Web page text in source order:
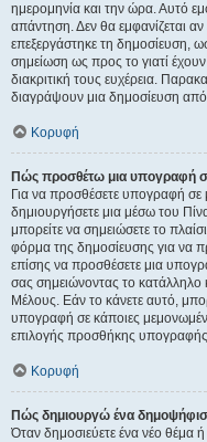
ημερομηνία και την ώρα. Αυτό
απάντηση. Δεν θα εμφανίζεται αν
επεξεργάστηκε τη δημοσίευση,
σημείωση ως προς το γιατί
διακριτική τους ευχέρεια.
διαγράψουν μια δημοσίευση από
Κορυφή
Πώς προσθέτω μια υπογραφή
Για να προσθέσετε υπογραφή
δημιουργήσετε μια μέσω του
μπορείτε να σημειώσετε το
φόρμα της δημοσίευσης για να
επίσης να προσθέσετε μια
σας σημειώνοντας το κατάλληλο
Μέλους. Εάν το κάνετε αυτό,
υπογραφή σε κάποιες
επιλογής προσθήκης
Κορυφή
Πώς δημιουργώ ένα
Όταν δημοσιεύετε ένα νέο θέμα